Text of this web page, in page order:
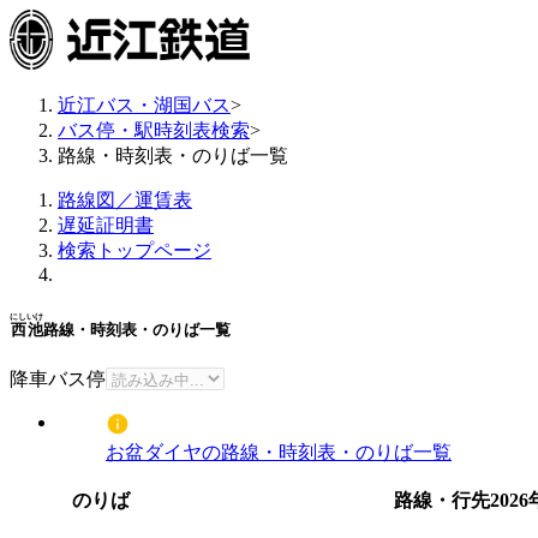
近江バス・湖国バス>
バス停・駅時刻表検索>
路線・時刻表・のりば一覧
路線図／運賃表
遅延証明書
検索トップページ
西池
にしいけ
路線・時刻表・のりば一覧
降車バス停
お盆ダイヤの路線・時刻表・のりば一覧
のりば 路線・行先2026